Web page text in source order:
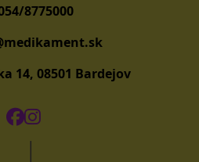
8775000
14, 08501 Bardejov